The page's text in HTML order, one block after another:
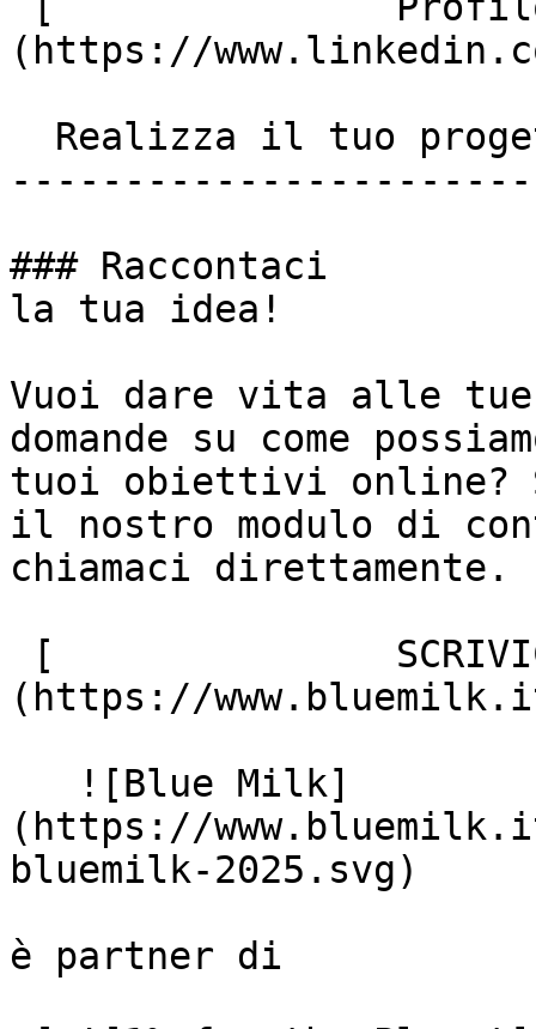
(https://
### Raccontaci
la tua idea!
Vuoi dare vita alle
domande su come
tuoi obiettivi online?
il nostro modulo di
chiamaci direttamente.
(https://
(https://
bluemilk-2025.svg)
è partner di